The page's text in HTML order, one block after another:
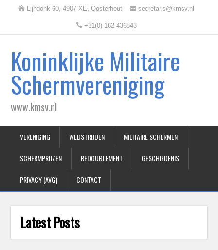
Lijndonk 60, 4907 XE, Oosterhout secretaris@kmsv.nl
+31(0) 162-436843
Koninklijke Militaire
Schermvereniging
www.kmsv.nl
VERENIGING WEDSTRIJDEN MILITAIRE SCHERMEN
SCHERMPRIJZEN REDOUBLEMENT GESCHIEDENIS
PRIVACY (AVG) CONTACT
Latest Posts